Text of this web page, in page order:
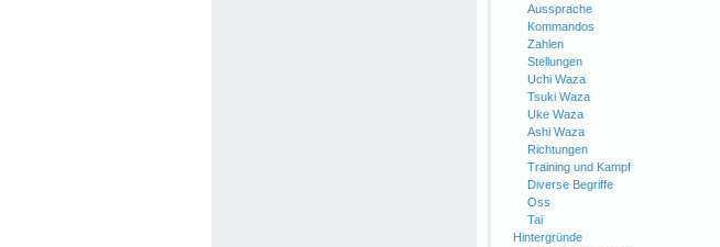
Aussprache
Kommandos
Zahlen
Stellungen
Uchi Waza
Tsuki Waza
Uke Waza
Ashi Waza
Richtungen
Training und Kampf
Diverse Begriffe
Oss
Tai
Hintergründe